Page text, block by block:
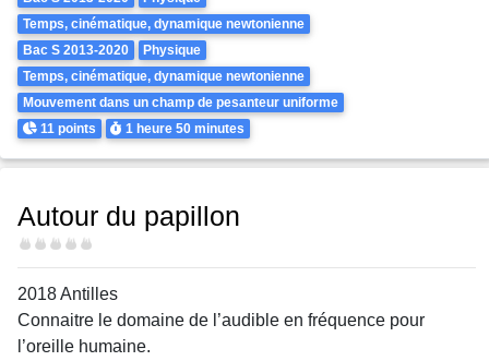
Temps, cinématique, dynamique newtonienne
Bac S 2013-2020
Physique
Temps, cinématique, dynamique newtonienne
Mouvement dans un champ de pesanteur uniforme
Points
11 points Durée
1 heure50 minutes
Autour du papillon
Difficulté
2018 Antilles
Connaitre le domaine de l’audible en fréquence pour
l’oreille humaine.